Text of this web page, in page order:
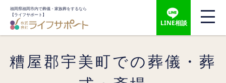
福岡県福岡市内で葬儀・家族葬をするなら
【ライフサポート】
LINE相談
糟屋郡宇美町での葬儀・葬